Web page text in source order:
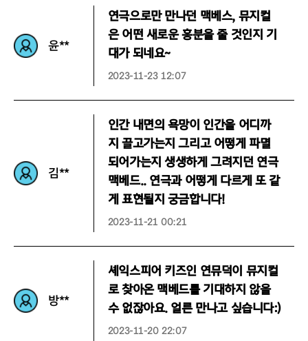
윤**
연극으로만 만나던 맥베스, 뮤지컬
은 어떤 새로운 흥분을 줄 것인지 기
대가 되네요~
2023-11-23 12:07
김**
인간 내면의 욕망이 인간을 어디까
지 끌고가는지 그리고 어떻게 파멸
되어가는지 생생하게 그려지던 연극
맥베드.. 연극과 어떻게 다르게 또 같
게 표현될지 궁금합니다!
2023-11-21 00:21
방**
셰익스피어 키즈인 연뮤덕이 뮤지컬
로 찾아온 맥베드를 기대하지 않을
수 없잖아요. 얼른 만나고 싶습니다:)
2023-11-20 22:07